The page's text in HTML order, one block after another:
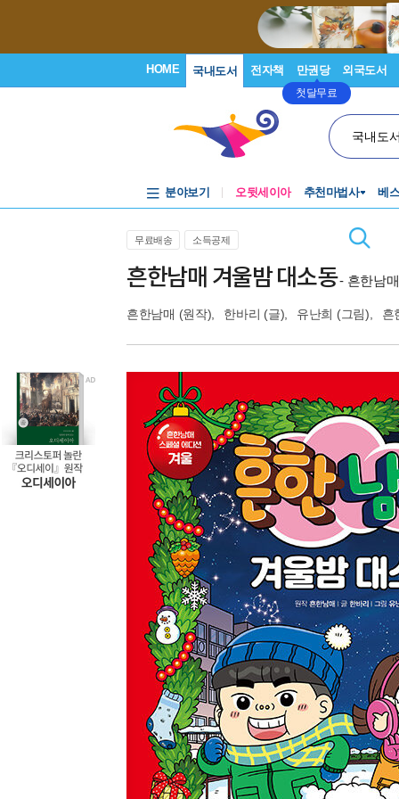
HOME 국내도서 전자책 만권당
첫달무료
외국도서
국내도
분야보기 오뒷세이아 추천마법사 베
무료배송 소득공제
흔한남매 겨울밤 대소동- 흔한남
흔한남매 (원작), 한바리 (글), 유난희 (그림), 흔